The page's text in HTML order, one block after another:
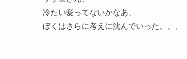
冷たい愛ってないかなあ、
ぼくはさらに考えに沈んでいった、、、